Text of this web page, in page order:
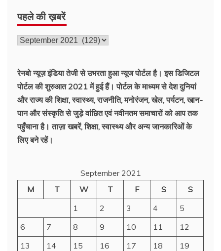
पहले की ख़बरें
पहले
रेनबो न्यूज़ इंडिया तेजी से उभरता हुआ न्‍यूज पोर्टल है। इस डिजिटल
पोर्टल की शुरुआत 2021 में हुई हैं। पोर्टल के माध्यम से देश दुनियां
और राज्य की शिक्षा, स्वास्थ्य, राजनीति, मनोरंजन, खेल, पर्यटन, खान-
पान और संस्कृति से जुड़े वांछित एवं नवीनतम समाचारों को आप तक
पहुँचाना है। ताज़ा खबरें, शिक्षा, स्वास्थ्य और अन्य जानकारिओं के
लिए बने रहें।
September 2021
M
T W T F S
S
1
2 3 4
5
6
7 8 9 10 11
12
13
14 15 16 17 18
19